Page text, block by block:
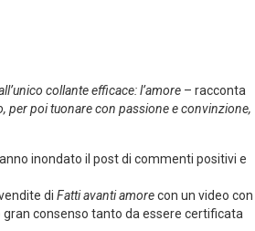
collante efficace: l’amore – racconta
per poi tuonare con passione e convinzione,
inondato il post di commenti positivi e
di Fatti avanti amorecon un video con
gran consenso tanto da essere certificata